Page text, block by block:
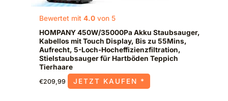
Bewertet mit4.0 von 5
HOMPANY 450W/35000Pa Akku Staubsauger,
Kabellos mit Touch Display, Bis zu 55Mins,
Aufrecht, 5-Loch-Hocheffizienzfiltration,
Stielstaubsauger für Hartböden Teppich
Tierhaare
€209,99 JETZT KAUFEN *